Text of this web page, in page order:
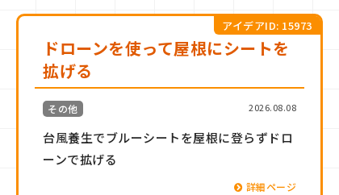
ドローンを使って屋根にシートを
拡げる
アイデアID: 15973
その他 2026.08.08
台風養生でブルーシートを屋根に登らずドロ
ーンで拡げる
詳細ページ